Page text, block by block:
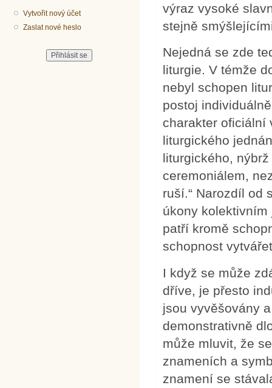
Vytvořit nový účet
Zaslat nové heslo
výraz vysoké
stejně
Nejedná se zde
liturgie. V témže
nebyl schopen
postoj
charakter oficiální
liturgického
liturgického,
ceremoniálem,
ruší.“ Narozdíl od
úkony
patří kromě
schopnost
I když se může
dříve, je přesto
jsou vyvěšovány
demonstrativně
může mluvit, že
znameních a
znamení se